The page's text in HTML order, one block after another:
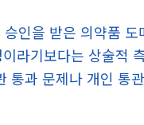
인을 받은 의약품 도
라기보다는 상술적
통과 문제나 개인 통